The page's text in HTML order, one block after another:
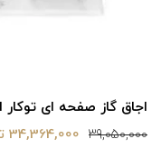
گاز صفحه ای آلتونN G533